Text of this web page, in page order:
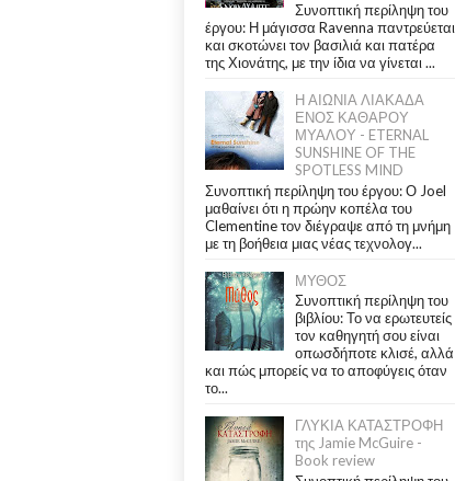
Συνοπτική περίληψη του
έργου: Η μάγισσα Ravenna παντρεύεται
και σκοτώνει τον βασιλιά και πατέρα
της Χιονάτης, με την ίδια να γίνεται ...
Η ΑΙΩΝΙΑ ΛΙΑΚΑΔΑ
ΕΝΟΣ ΚΑΘΑΡΟΥ
ΜΥΑΛΟΥ - ETERNAL
SUNSHINE OF THE
SPOTLESS MIND
Συνοπτική περίληψη του έργου: Ο Joel
μαθαίνει ότι η πρώην κοπέλα του
Clementine τον διέγραψε από τη μνήμη
με τη βοήθεια μιας νέας τεχνολογ...
ΜΥΘΟΣ
Συνοπτική περίληψη του
βιβλίου: Το να ερωτευτείς
τον καθηγητή σου είναι
οπωσδήποτε κλισέ, αλλά
και πώς μπορείς να το αποφύγεις όταν
το...
ΓΛΥΚΙΑ ΚΑΤΑΣΤΡΟΦΗ
της Jamie McGuire -
Book review